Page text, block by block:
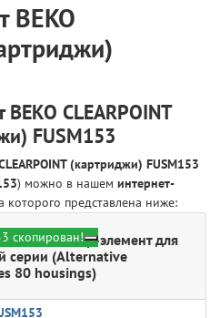
BEKO
CLEARPOINT
FUSM153
(картриджи) FUSM153
) можно в нашем интернет-
которого представлена ниже:
- Фильтр-элемент для
серии (Alternative
80 housings)
скопирован!